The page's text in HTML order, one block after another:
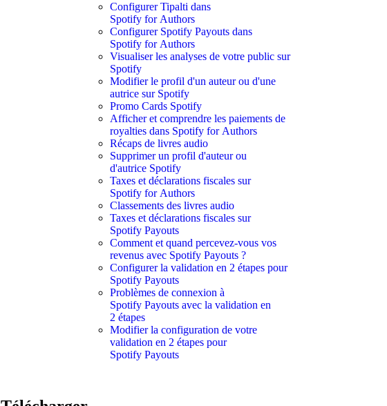
Configurer Tipalti dans
Spotify for Authors
Configurer Spotify Payouts dans
Spotify for Authors
Visualiser les analyses de votre public sur
Spotify
Modifier le profil d'un auteur ou d'une
autrice sur Spotify
Promo Cards Spotify
Afficher et comprendre les paiements de
royalties dans Spotify for Authors
Récaps de livres audio
Supprimer un profil d'auteur ou
d'autrice Spotify
Taxes et déclarations fiscales sur
Spotify for Authors
Classements des livres audio
Taxes et déclarations fiscales sur
Spotify Payouts
Comment et quand percevez-vous vos
revenus avec Spotify Payouts ?
Configurer la validation en 2 étapes pour
Spotify Payouts
Problèmes de connexion à
Spotify Payouts avec la validation en
2 étapes
Modifier la configuration de votre
validation en 2 étapes pour
Spotify Payouts